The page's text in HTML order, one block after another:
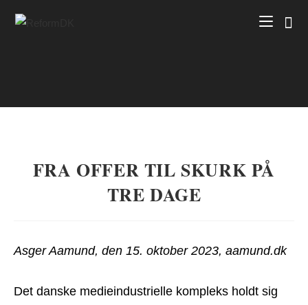
FRA OFFER TIL SKURK PÅ
TRE DAGE
Asger Aamund, den 15. oktober 2023, aamund.dk
Det danske medieindustrielle kompleks holdt sig